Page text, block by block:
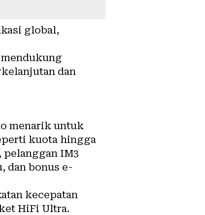
global,
dan
menarik untuk
kuota hingga
pelanggan IM3
dan bonus e-
kecepatan
HiFi Ultra.